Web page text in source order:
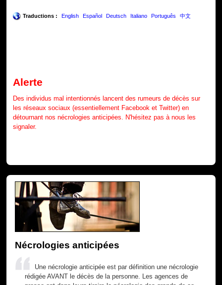
Traductions : English Español Deutsch Italiano Português 中文
Alerte
Des individus mal intentionnés lancent des rumeurs de décès sur
les réseaux sociaux (essentiellement Facebook et Twitter) en
détournant nos nécrologies anticipées. N'hésitez pas à nous les
signaler.
Nécrologies anticipées
Une nécrologie anticipée est par définition une nécrologie
rédigée AVANT le décès de la personne. Les agences de